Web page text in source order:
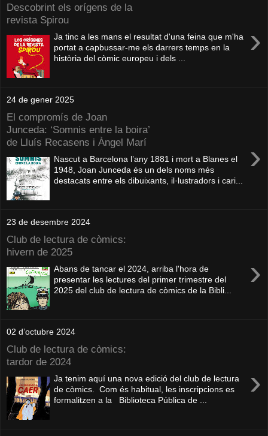
Descobrint els orígens de la
revista Spirou
›
Ja tinc a les mans el resultat d'una feina que m'ha
portat a capbussar-me els darrers temps en la
història del còmic europeu i dels ...
24 de gener 2025
El compromís de Joan
Junceda: ‘Somnis entre la boira’
de Lluís Recasens i Àngel Marí
›
Nascut a Barcelona l’any 1881 i mort a Blanes el
1948, Joan Junceda és un dels noms més
destacats entre els dibuixants, il·lustradors i cari...
23 de desembre 2024
Club de lectura de còmics:
hivern de 2025
›
Abans de tancar el 2024, arriba l'hora de
presentar les lectures del primer trimestre del
2025 del club de lectura de còmics de la Bibli...
02 d’octubre 2024
Club de lectura de còmics:
tardor de 2024
›
Ja tenim aquí una nova edició del club de lectura
de còmics. Com és habitual, les inscripcions es
formalitzen a la Biblioteca Pública de ...